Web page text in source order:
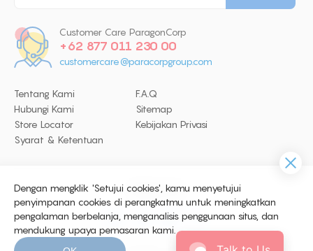
Dengan mengklik 'Setujui cookies', kamu menyetujui
penyimpanan cookies di perangkatmu untuk meningkatkan
pengalaman berbelanja, menganalisis penggunaan situs, dan
mendukung upaya pemasaran kami.
Customer Care ParagonCorp
+62 877 011 230 00
customercare@paracorpgroup.com
Tentang Kami
F.A.Q
Hubungi Kami
Sitemap
Store Locator
Kebijakan Privasi
Syarat & Ketentuan
Follow Us
© 2026 Copyright ParagonCorp. All